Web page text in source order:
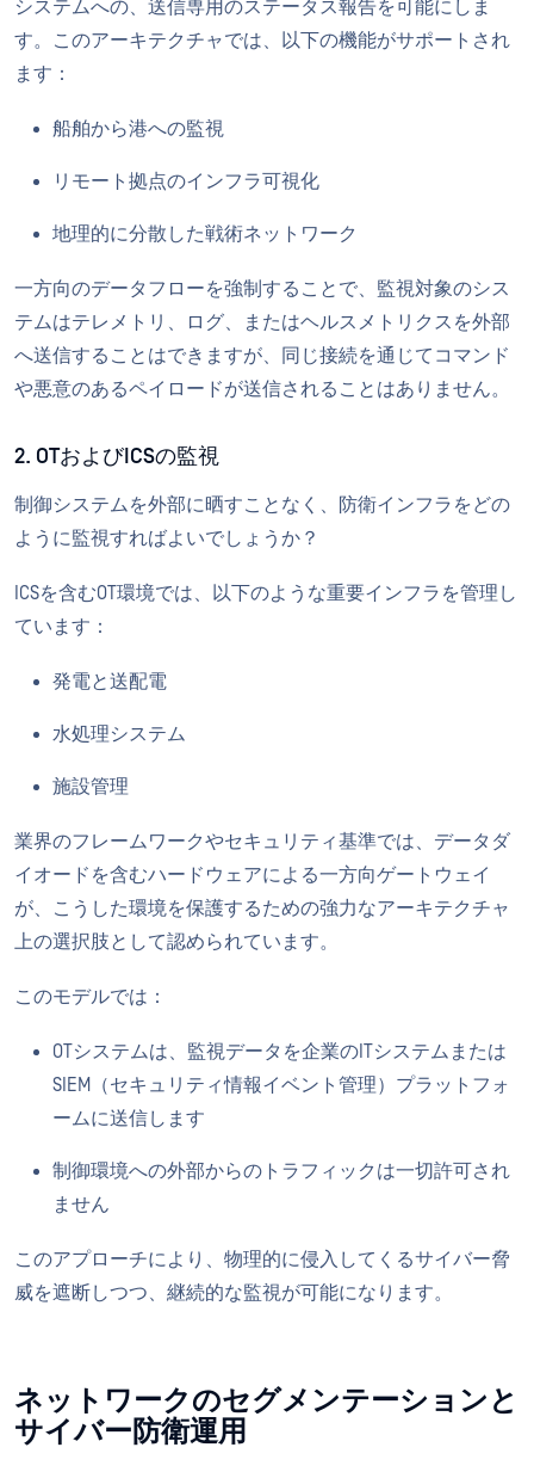
システムへの、送信専用のステータス報告を可能にしま
す。このアーキテクチャでは、以下の機能がサポートされ
ます：
船舶から港への監視
リモート拠点のインフラ可視化
地理的に分散した戦術ネットワーク
一方向のデータフローを強制することで、監視対象のシス
テムはテレメトリ、ログ、またはヘルスメトリクスを外部
へ送信することはできますが、同じ接続を通じてコマンド
や悪意のあるペイロードが送信されることはありません。
2. OTおよびICSの監視
制御システムを外部に晒すことなく、防衛インフラをどの
ように監視すればよいでしょうか？
ICSを含むOT環境では、以下のような重要インフラを管理し
ています：
発電と送配電
水処理システム
施設管理
業界のフレームワークやセキュリティ基準では、データダ
イオードを含むハードウェアによる一方向ゲートウェイ
が、こうした環境を保護するための強力なアーキテクチャ
上の選択肢として認められています。
このモデルでは：
OTシステムは、監視データを企業のITシステムまたは
SIEM（セキュリティ情報イベント管理）プラットフォ
ームに送信します
制御環境への外部からのトラフィックは一切許可され
ません
このアプローチにより、物理的に侵入してくるサイバー脅
威を遮断しつつ、継続的な監視が可能になります。
ネットワークのセグメンテーションと
サイバー防衛運用